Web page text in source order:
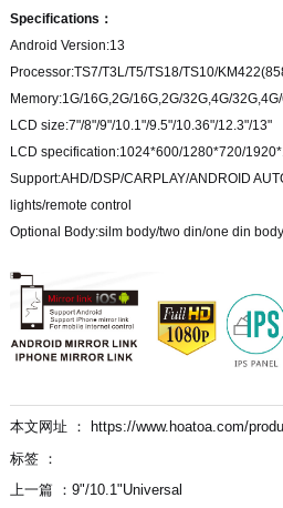
Specifications：
Android Version:13
Processor:TS7/T3L/T5/TS18/TS10/
Memory:1G/16G,2G/16G,2G/32G,4G/
LCD size:7"/8"/9"/10.1"/9.5"/10.36"/12.3"/13"
LCD specification:1024*600/1280*720/
Support:AHD/DSP/CARPLAY/ANDROID
lights/remote control
Optional Body:silm body/two din/one din body
本文网址 ： https://www.hoatoa.com/
标签 ：
上一篇 ： 9"/10.1"Universal